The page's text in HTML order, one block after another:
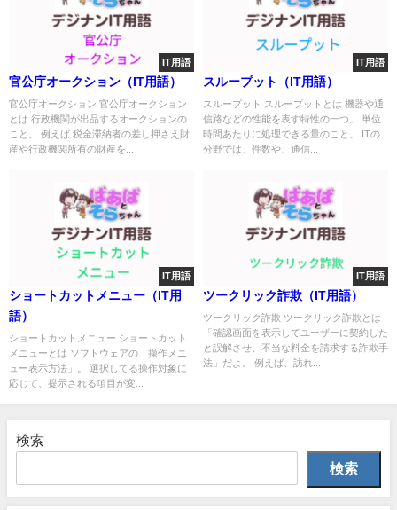
IT用語
官公庁オークション（IT用語）
官公庁オークション 官公庁オークション
とは 行政機関が出品するオークションの
こと。 例えば 税金滞納者の差し押さえ財
産や行政機関所有の財産を...
IT用語
スループット（IT用語）
スループット スループットとは 機器や通
信路などの性能を表す特性の一つ。 単位
時間あたりに処理できる量のこと。 ITの
分野では、件数や、通信...
IT用語
ショートカットメニュー（IT用
語）
ショートカットメニュー ショートカット
メニューとは ソフトウェアの「操作メニ
ュー表示方法」。 選択してる操作対象に
応じて、提示される項目が変...
IT用語
ツークリック詐欺（IT用語）
ツークリック詐欺 ツークリック詐欺とは
「確認画面を表示してユーザーに契約した
と誤解させ、不当な料金を請求する詐欺手
法」だよ。 例えば、訪れ...
検索
検索